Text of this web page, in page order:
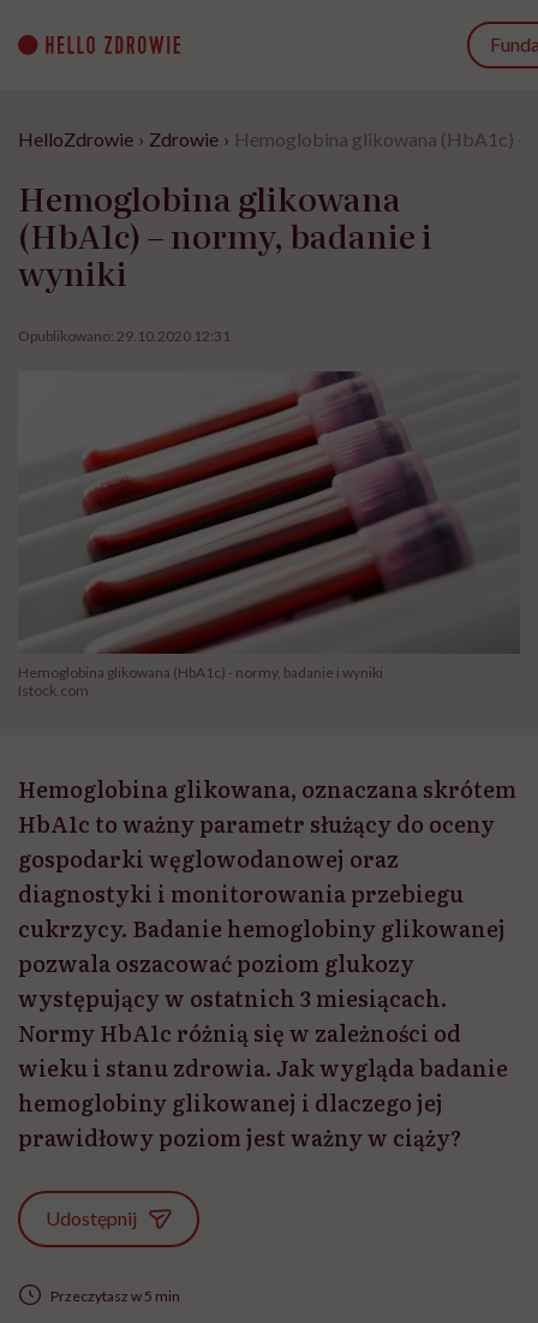
content
HelloZdrowie › Zdrowie › Hemoglobina glikowana (HbA1c) –
Hemoglobina glikowana
(HbA1c) – normy, badanie i
wyniki
Opublikowano: 29.10.2020 12:31
Hemoglobina glikowana (HbA1c) - normy, badanie i wyniki
Istock.com
Hemoglobina glikowana, oznaczana skrótem
HbA1c to ważny parametr służący do oceny
gospodarki węglowodanowej oraz
diagnostyki i monitorowania przebiegu
cukrzycy. Badanie hemoglobiny glikowanej
pozwala oszacować poziom glukozy
występujący w ostatnich 3 miesiącach.
Normy HbA1c różnią się w zależności od
wieku i stanu zdrowia. Jak wygląda badanie
hemoglobiny glikowanej i dlaczego jej
prawidłowy poziom jest ważny w ciąży?
Udostępnij
Przeczytasz w 5 min